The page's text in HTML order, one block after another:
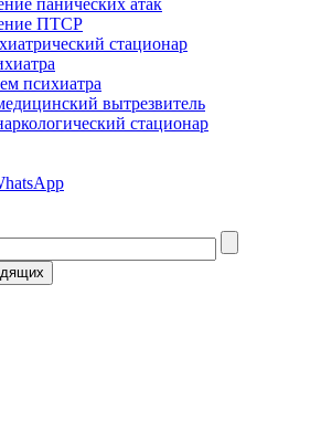
панических атак
ПТСР
стационар
психиатра
вытрезвитель
стационар